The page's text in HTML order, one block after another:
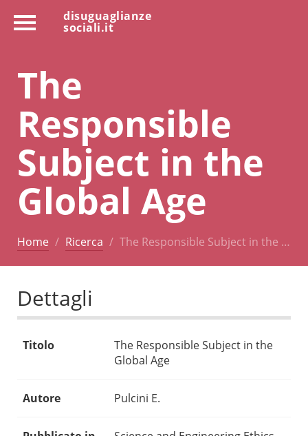
disuguaglianze
sociali.it
The
Responsible
Subject in the
Global Age
Home Ricerca The Responsible Subject in the …
Dettagli
Titolo
The Responsible Subject in the
Global Age
Autore Pulcini E.